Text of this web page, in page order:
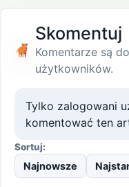
Skomentuj
Komentarze są
użytkowników.
Tylko zalogowani
komentować ten
Sortuj:
Najnowsze